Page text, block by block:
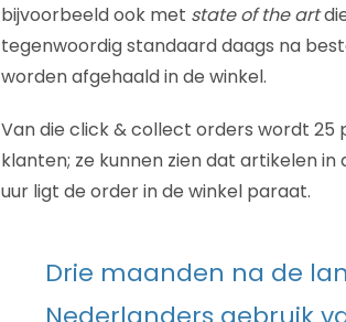
bijvoorbeeld ook met state of the art
tegenwoordig standaard daags na
worden afgehaald in de winkel.
Van die click & collect orders wordt
klanten; ze kunnen zien dat artikelen
uur ligt de order in de winkel paraat.
Drie maanden na de